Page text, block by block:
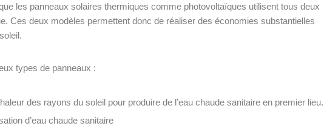
les panneaux solaires thermiques comme photovoltaïques utilisent tous deux
Ces deux modèles permettent donc de réaliser des économies substantielles
types de panneaux :
des rayons du soleil pour produire de l’eau chaude sanitaire en premier lieu.
d’eau chaude sanitaire